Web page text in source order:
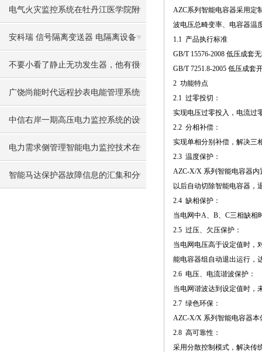
统的研究与应用
电气火灾监控系统在牡丹江医学院附
属医院项目中的应用
安科瑞 信号隔离变送器 电隔离设备
不要小看了静止无功发生器，他有很
多优势特点哦
广饶尚能时代远程抄表电能管理系统
的设计与应用
中信右岸一期高压电力监控系统的设
计及应用
电力需求侧管理智能电力监控技术在
交通运输制造行业错峰限电应用
智能马达保护器故障信息的汇集和分
AZC系列智能电容器采用定
波电压总畸变率、电容器温
1.1 产品执行标准
GB/T 15576-2008 低压成套
GB/T 7251.8-2005 低压成
2 功能特点
2.1 过零投切：
实现电压过零投入，电流过
2.2 分相补偿：
实现单相分别补偿，解决三
2.3 温度保护：
AZC-X/X 系列智能电容器
以后自动切除智能电容器，
2.4 缺相保护：
当电网中A、B、C三相缺相
2.5 过压、欠压保护：
当电网电压高于设定值时，
能电容器组自动退出运行，
2.6 电压、电流谐波保护：
当电网谐波达到设定值时，
2.7 绿色环保：
AZC-X/X 系列智能电容器
2.8 高可靠性：
采用分散控制模式，解决传